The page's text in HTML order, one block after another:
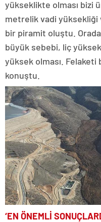
yükseklikte olması bizi
metrelik vadi yüksekliği
bir piramit oluştu. Orada
büyük sebebi, liç
yüksek olması.
konuştu.
‘EN ÖNEMLİ